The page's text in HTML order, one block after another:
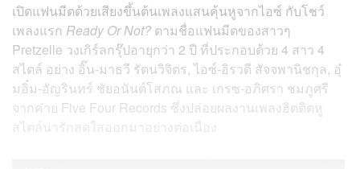
เปิดแฟนมีตด้วยเสียงขึ้นต้นเพลงแสนคุ้นหูจากไอซ์ กับโชว์
เพลงแรก Ready Or Not? ตามชื่อแฟนมีตของสาวๆ
Pretzelle วงเกิร์ลกรุ๊ปอายุกว่า 2 ปี ที่ประกอบด้วย 4 สาว 4
สไตล์ อย่าง อิ๊น-มาธวี รัตนวิจิตร, ไอซ์-อิรวดี สัจจพานิชกุล, อุ๋
มอิ๋ม-อัญรินทร์ ชัยอนันต์โสภณ และ เกรซ-อภิศรา ชมภูศรี
จากค่าย Five Four Records ซึ่งปล่อยผลงานเพลงฮิตติดหู
สไตล์น่ารักสดใสออกมาอย่างต่อเนื่อง